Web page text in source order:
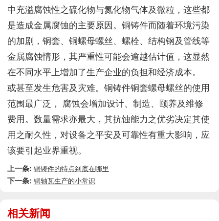
中充溢腐蚀性之硫化物与氮化物气体及微粒，这些都
是造成金属腐蚀的主要原因。铜铸件而随着环境污染
的加剧，铜套、铜螺母螺丝、螺栓、结构钢及管线等
金属腐蚀情形，其严重性可能会逾越估计值，这显然
在不同水平上增加了生产企业的负担和经济成本。
或甚至发生危害及灾难。铜铸件铜套螺母螺丝的使用
范围最广泛， 腐蚀会增加设计、制造、颐养及维修
费用。数量需求亦最大，其抗蚀能力之优劣决定其使
用之耐久性，对设备之平安及可靠性有重大影响，应
该要引起业界重视。
上一条: 铜铸件的特点到底在哪里
下一条: 铜轴瓦生产的小常识
相关新闻